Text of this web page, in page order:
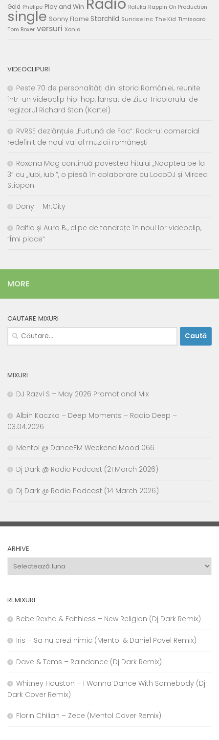
Gold Phelipe Play and Win Raluka Rappin On Production
single Sonny Flame Starchild Sunrise Inc The Kid Timisoara
Tom Boxer versuri Xonia
VIDEOCLIPURI
Peste 70 de personalități din istoria României, reunite
într-un videoclip hip-hop, lansat de Ziua Tricolorului de
regizorul Richard Stan (Kartel)
RVRSE dezlănțuie „Furtună de Foc”: Rock-ul comercial
redefinit de noul val al muzicii românești
Roxana Mag continuă povestea hitului „Noaptea pe la
3” cu „Iubi, iubi”, o piesă în colaborare cu LocoDJ și Mircea
Stiopon
Dony – Mr.City
Ralflo și Aura B., clipe de tandrețe în noul lor videoclip,
“Îmi place”
MORE
CAUTARE MIXURI
Caută
după:
MIXURI
DJ Razvi S – May 2026 Promotional Mix
Albin Kaczka – Deep Moments – Radio Deep –
03.04.2026
Mentol @ DanceFM Weekend Mood 066
Dj Dark @ Radio Podcast (21 March 2026)
Dj Dark @ Radio Podcast (14 March 2026)
ARHIVE
Arhive
REMIXURI
Bebe Rexha & Faithless – New Religion (Dj Dark Remix)
Iris – Sa nu crezi nimic (Mentol & Daniel Pavel Remix)
Dave & Tems – Raindance (Dj Dark Remix)
Whitney Houston – I Wanna Dance With Somebody (Dj
Dark Cover Remix)
Florin Chilian – Zece (Mentol Cover Remix)